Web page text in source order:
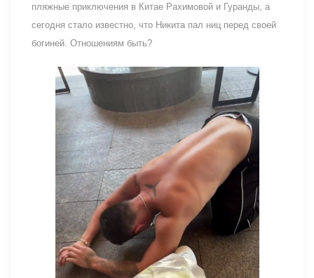
пляжные приключения в Китае Рахимовой и Гуранды, а
сегодня стало известно, что Никита пал ниц перед своей
богиней. Отношениям быть?